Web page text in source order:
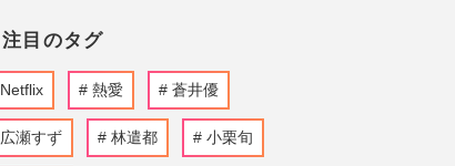
注目のタグ
Netflix 熱愛 蒼井優
広瀬すず 林遣都 小栗旬